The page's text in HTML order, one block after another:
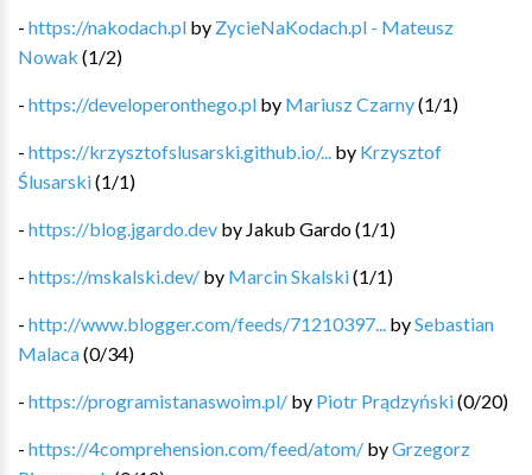
- https://nakodach.pl by ZycieNaKodach.pl - Mateusz
Nowak (1/2)
- https://developeronthego.pl by Mariusz Czarny(1/1)
- https://krzysztofslusarski.github.io/... by Krzysztof
Ślusarski(1/1)
- https://blog.jgardo.dev by Jakub Gardo(1/1)
- https://mskalski.dev/ by Marcin Skalski(1/1)
- http://www.blogger.com/feeds/71210397... bySebastian
Malaca(0/34)
- https://programistanaswoim.pl/ by Piotr Prądzyński(0/20)
- https://4comprehension.com/feed/atom/ byGrzegorz